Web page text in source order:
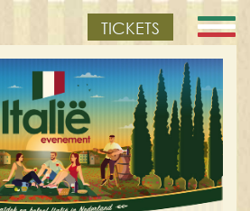
TICKETS